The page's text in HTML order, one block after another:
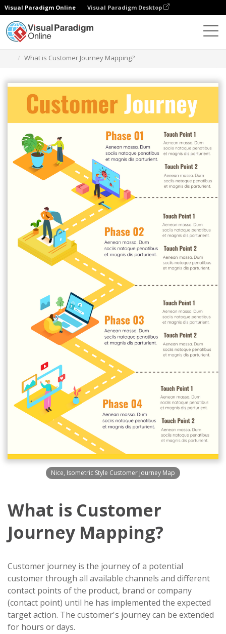
Visual Paradigm Online Visual Paradigm Desktop
What is Customer Journey Mapping?
Nice, Isometric Style Customer Journey Map
What is Customer
Journey Mapping?
Customer journey is the journey of a potential
customer through all available channels and different
contact points of the product, brand or company
(contact point) until he has implemented the expected
target action. The customer's journey can be extended
for hours or days.